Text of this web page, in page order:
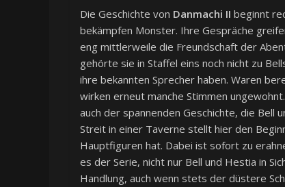
Die Geschichte von Danmachi II beginnt
bekämpfen Monster. Ihre Gespräche
eng mittlerweile die Freundschaft der
gehörte sie in Staffel eins noch nicht zu
ihre bekannten Sprecher haben. Waren
wirken erneut manche Stimmen
auch der spannenden Geschichte, die Bell
Streit in einer Taverne stellt hier den
Hauptfiguren hat. Dabei ist sofort zu
es der Serie, nicht nur Bell und Hestia in
Handlung, auch wenn stets der düstere